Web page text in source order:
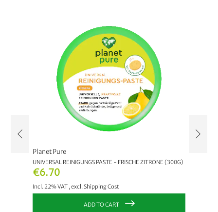
€6.70
Incl. 22% VAT ,excl.Shipping Cost
Planet Pure
UNIVERSAL REINIGUNGS PASTE - FRISCHE ZITRONE (300G)
ADD TO CART